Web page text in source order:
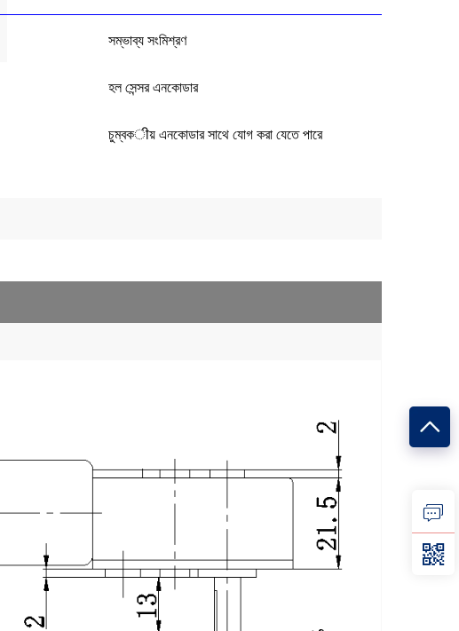
সম্ভাব্য সংমিশ্রণ
হল সেন্সর এনকোডার
চুম্বকीয় এনকোডার সাথে যোগ করা যেতে পারে